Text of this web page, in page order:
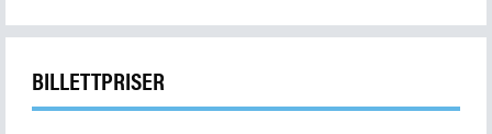
Forskning
Arkeologi
Kafé og butikk
BILLETTPRISER